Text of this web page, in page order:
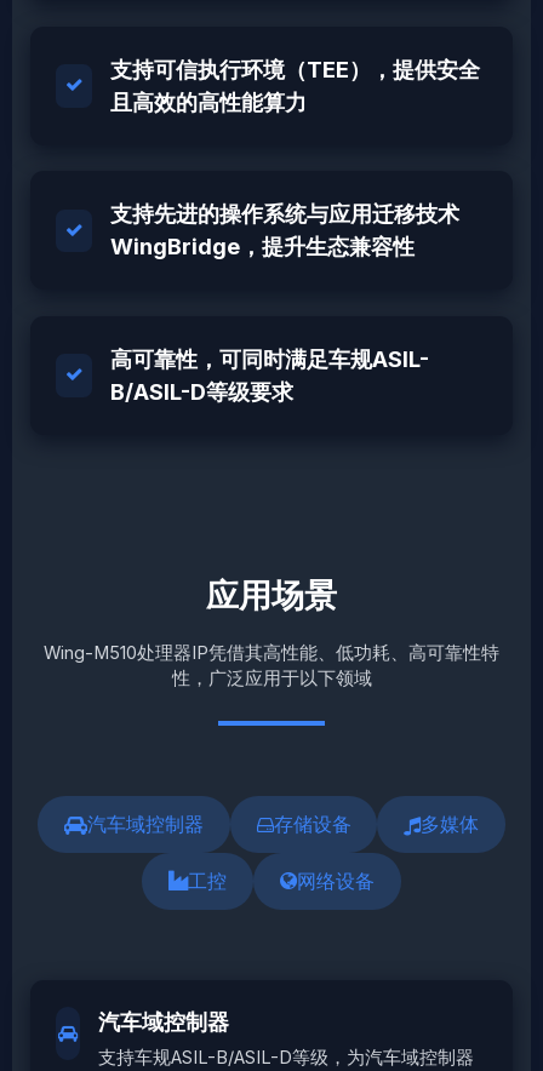
支持可信执行环境（TEE），提供安全
且高效的高性能算力
支持先进的操作系统与应用迁移技术
WingBridge，提升生态兼容性
高可靠性，可同时满足车规ASIL-
B/ASIL-D等级要求
应用场景
Wing-M510处理器IP凭借其高性能、低功耗、高可靠性特
性，广泛应用于以下领域
汽车域控制器 存储设备 多媒体
工控 网络设备
汽车域控制器
支持车规ASIL-B/ASIL-D等级，为汽车域控制器